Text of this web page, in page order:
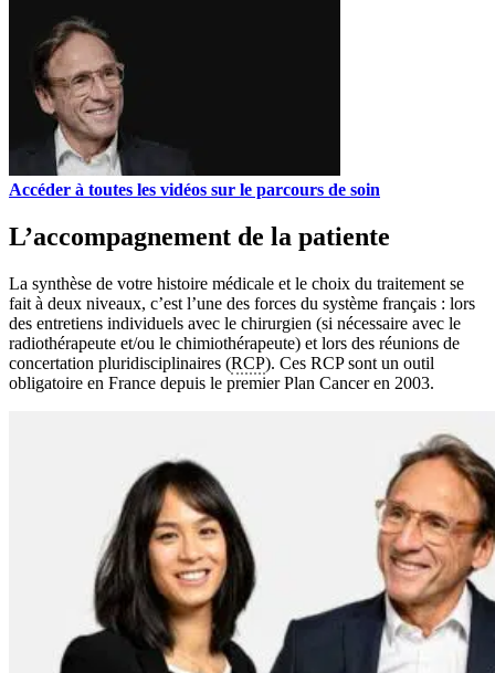
Accéder à toutes les vidéos sur le parcours de soin
L’accompagnement de la patiente
La synthèse de votre histoire médicale et le choix du traitement se
fait à deux niveaux, c’est l’une des forces du système français : lors
des entretiens individuels avec le chirurgien (si nécessaire avec le
radiothérapeute et/ou le chimiothérapeute) et lors des réunions de
concertation pluridisciplinaires (RCP). Ces RCP sont un outil
obligatoire en France depuis le premier Plan Cancer en 2003.